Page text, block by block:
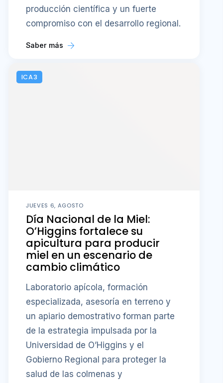
producción científica y un fuerte
compromiso con el desarrollo regional.
Saber más
ICA3
JUEVES 6, AGOSTO
Día Nacional de la Miel:
O’Higgins fortalece su
apicultura para producir
miel en un escenario de
cambio climático
Laboratorio apícola, formación
especializada, asesoría en terreno y
un apiario demostrativo forman parte
de la estrategia impulsada por la
Universidad de O’Higgins y el
Gobierno Regional para proteger la
salud de las colmenas y